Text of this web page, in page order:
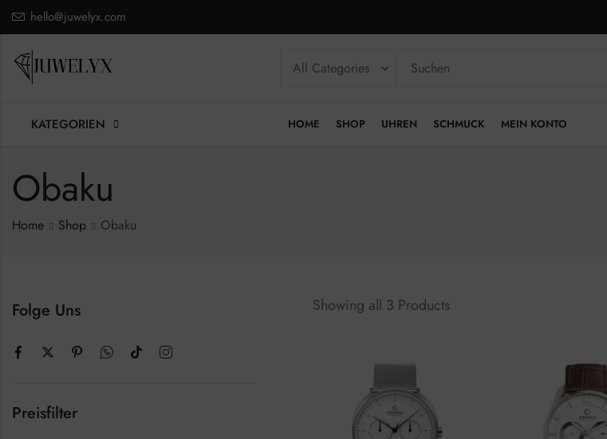
hello@juwelyx.com
KATEGORIEN HOME SHOP UHREN SCHMUCK MEIN KONTO
Obaku
Home Shop Obaku
Showing all 3 Products
Folge Uns
Preisfilter